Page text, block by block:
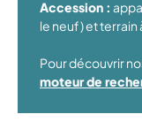
Accession :
le neuf) et terrain
Pour découvrir
moteur de